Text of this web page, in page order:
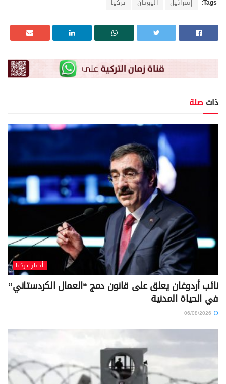
Tags: إسرائيل اليونان تركيا
ذات صلة
أخبار تركيا
نائب أردوغان يعلق على قانون دمج “العمال الكردستاني”
في الحياة المدنية